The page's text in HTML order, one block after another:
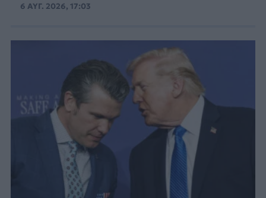
6 ΑΥΓ. 2026, 17:03